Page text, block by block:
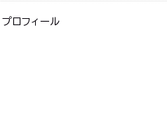
プロフィール